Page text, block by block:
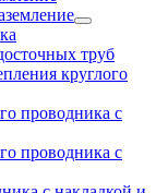
труб
круглого
проводника с
проводника с